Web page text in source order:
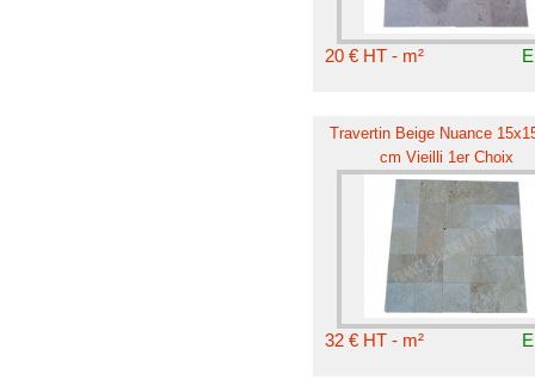
20 € HT - m²
Travertin Beige Nuance
cm Vieilli 1er Choix
32 € HT - m²